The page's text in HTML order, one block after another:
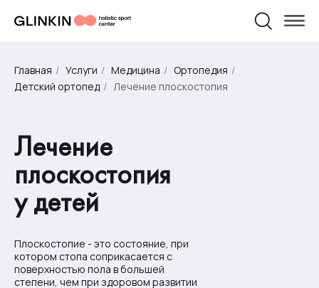
реабилитация
тренировки
и родам
Главная / Услуги / Медицина / Ортопедия /
Детский ортопед / Лечение плоскостопия
Плоскостопие - это состояние, при
котором стопа соприкасается с
поверхностью пола в большей
степени, чем при здоровом развитии
Лечение
плоскостопия
у детей